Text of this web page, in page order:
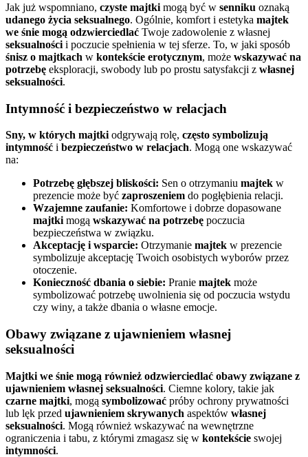
Jak już wspomniano, czyste majtki mogą być w senniku oznaką
udanego życia seksualnego. Ogólnie, komfort i estetyka majtek
we śnie mogą odzwierciedlać Twoje zadowolenie z własnej
seksualności i poczucie spełnienia w tej sferze. To, w jaki sposób
śnisz o majtkach w kontekście erotycznym, może wskazywać na
potrzebę eksploracji, swobody lub po prostu satysfakcji z własnej
seksualności.
Intymność i bezpieczeństwo w relacjach
Sny, w których majtki odgrywają rolę, często symbolizują
intymność i bezpieczeństwo w relacjach. Mogą one wskazywać
na:
Potrzebę głębszej bliskości: Sen o otrzymaniu majtek w
prezencie może być zaproszeniem do pogłębienia relacji.
Wzajemne zaufanie: Komfortowe i dobrze dopasowane
majtki mogą wskazywać na potrzebę poczucia
bezpieczeństwa w związku.
Akceptację i wsparcie: Otrzymanie majtek w prezencie
symbolizuje akceptację Twoich osobistych wyborów przez
otoczenie.
Konieczność dbania o siebie: Pranie majtek może
symbolizować potrzebę uwolnienia się od poczucia wstydu
czy winy, a także dbania o własne emocje.
Obawy związane z ujawnieniem własnej
seksualności
Majtki we śnie mogą również odzwierciedlać obawy związane z
ujawnieniem własnej seksualności. Ciemne kolory, takie jak
czarne majtki, mogą symbolizować próby ochrony prywatności
lub lęk przed ujawnieniem skrywanych aspektów własnej
seksualności. Mogą również wskazywać na wewnętrzne
ograniczenia i tabu, z którymi zmagasz się w kontekście swojej
intymności.